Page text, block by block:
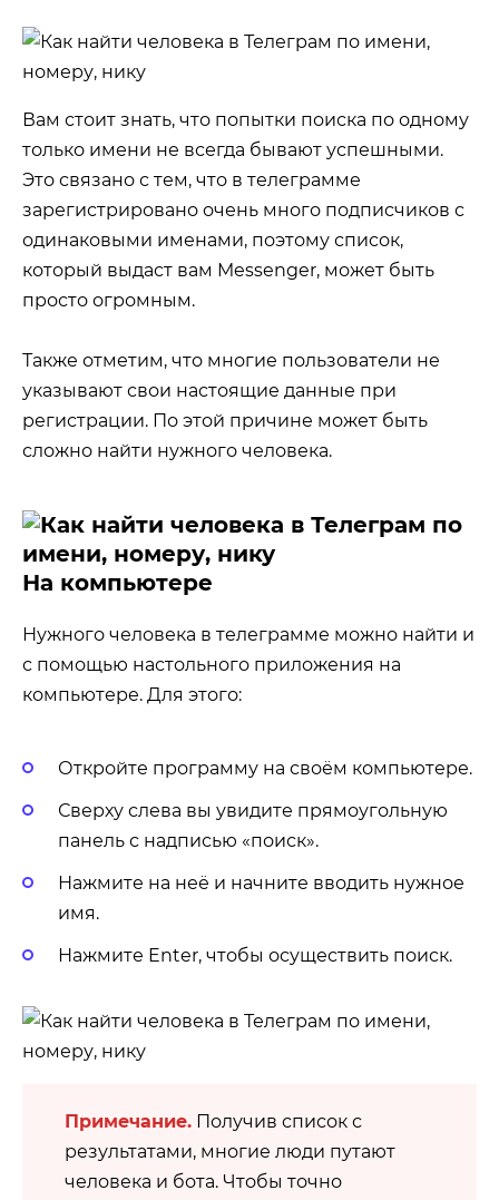
Вам стоит знать, что попытки поиска по одному
только имени не всегда бывают успешными.
Это связано с тем, что в телеграмме
зарегистрировано очень много подписчиков с
одинаковыми именами, поэтому список,
который выдаст вам Messenger, может быть
просто огромным.
Также отметим, что многие пользователи не
указывают свои настоящие данные при
регистрации. По этой причине может быть
сложно найти нужного человека.
На компьютере
Нужного человека в телеграмме можно найти и
с помощью настольного приложения на
компьютере. Для этого:
Откройте программу на своём компьютере.
Сверху слева вы увидите прямоугольную
панель с надписью «поиск».
Нажмите на неё и начните вводить нужное
имя.
Нажмите Enter, чтобы осуществить поиск.
Примечание. Получив список с
результатами, многие люди путают
человека и бота. Чтобы точно